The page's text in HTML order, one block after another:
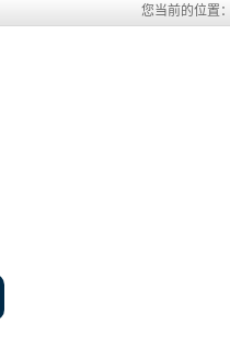
您当前的位置：